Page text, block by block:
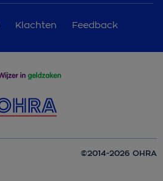
Klachten Feedback
©2014-2026 OHRA